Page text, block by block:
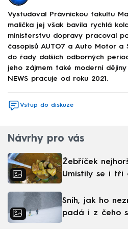
Vystudoval Právnickou fakultu
malička jej však bavila rychlá
ministerstvu dopravy pracoval
časopisů AUTO7 a Auto Motor a
do řady dalších odborných
jeho zájmem také moderní
NEWS pracuje od roku 2021.
Vstup do diskuze
Návrhy pro vás
Žebříček
Umístily se i tři
Sníh, jak ho
padá i z čeho